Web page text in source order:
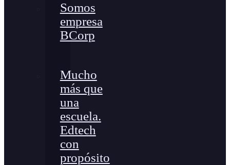
Somos
empresa
BCorp
Mucho
más que
una
escuela.
Edtech
con
propósito